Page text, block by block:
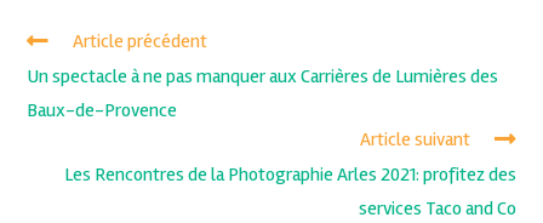
Article précédent
Un spectacle à ne pas manquer aux Carrières de Lumières des
Baux-de-Provence
Article suivant
Les Rencontres de la Photographie Arles 2021: profitez des
services Taco and Co